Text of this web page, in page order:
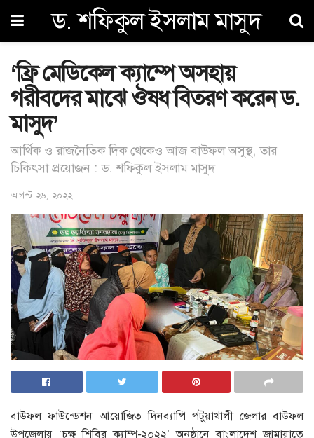
ড. শফিকুল ইসলাম মাসুদ
‘ফ্রি মেডিকেল ক্যাম্পে অসহায়
গরীবদের মাঝে ঔষধ বিতরণ করেন ড.
মাসুদ’
আর্থিক ও রাজনৈতিক দিক থেকেও আজ বাউফল অসুস্থ, তার
চিকিৎসা প্রয়োজন : ড. শফিকুল ইসলাম মাসুদ
আগস্ট ২৬, ২০২২
বাউফল ফাউন্ডেশন আয়োজিত দিনব্যাপি পটুয়াখালী জেলার বাউফল
উপজেলায় ‘চক্ষু শিবির ক্যাম্প-২০২২’ অনুষ্ঠানে বাংলাদেশ জামায়াতে